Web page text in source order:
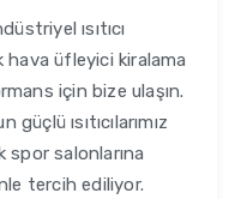
ısıtıcı
hava üfleyici kiralama
için bize ulaşın.
ısıtıcılarımız
salonlarına
tercih ediliyor.